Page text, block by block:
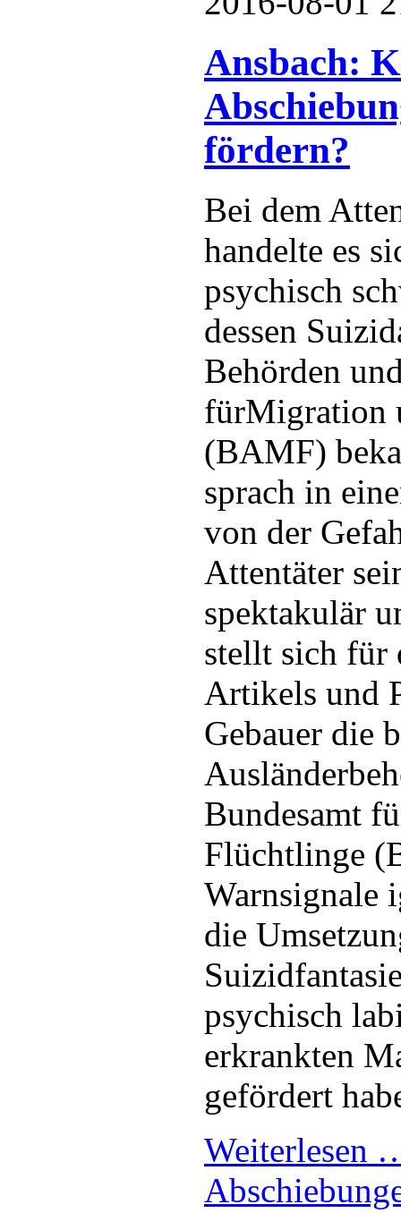
Ansbach:
fördern?
Bei dem
handelte es
psychisch
dessen
Behörden
fürMigration
(BAMF)
sprach in
von der
Attentäter
spektakulär
stellt sich für
Artikels und
Gebauer die
Bundesamt
Flüchtlinge
Warnsignale
die
psychisch
erkrankten
gefördert
Weiterlesen